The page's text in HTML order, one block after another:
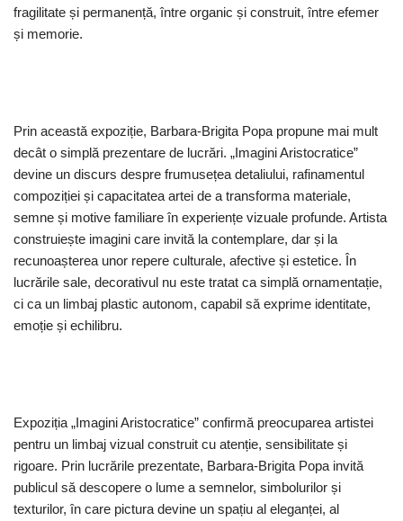
fragilitate și permanență, între organic și construit, între efemer
și memorie.
Prin această expoziție, Barbara-Brigita Popa propune mai mult
decât o simplă prezentare de lucrări. „Imagini Aristocratice”
devine un discurs despre frumusețea detaliului, rafinamentul
compoziției și capacitatea artei de a transforma materiale,
semne și motive familiare în experiențe vizuale profunde. Artista
construiește imagini care invită la contemplare, dar și la
recunoașterea unor repere culturale, afective și estetice. În
lucrările sale, decorativul nu este tratat ca simplă ornamentație,
ci ca un limbaj plastic autonom, capabil să exprime identitate,
emoție și echilibru.
Expoziția „Imagini Aristocratice” confirmă preocuparea artistei
pentru un limbaj vizual construit cu atenție, sensibilitate și
rigoare. Prin lucrările prezentate, Barbara-Brigita Popa invită
publicul să descopere o lume a semnelor, simbolurilor și
texturilor, în care pictura devine un spațiu al eleganței, al